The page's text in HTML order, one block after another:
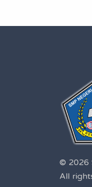
© 2026
All